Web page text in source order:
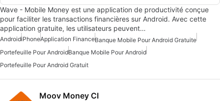
Wave - Mobile Money est une application de productivité conçue
pour faciliter les transactions financières sur Android. Avec cette
application gratuite, les utilisateurs peuvent…
AndroidiPhoneApplication FinanceBanque Mobile Pour Android Gratuite
Portefeuille Pour AndroidBanque Mobile Pour Android
Portefeuille Pour Android Gratuit
Moov Money CI